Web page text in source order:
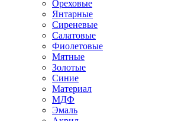
Ореховые
Янтарные
Сиреневые
Салатовые
Фиолетовые
Мятные
Золотые
Синие
Материал
МДФ
Эмаль